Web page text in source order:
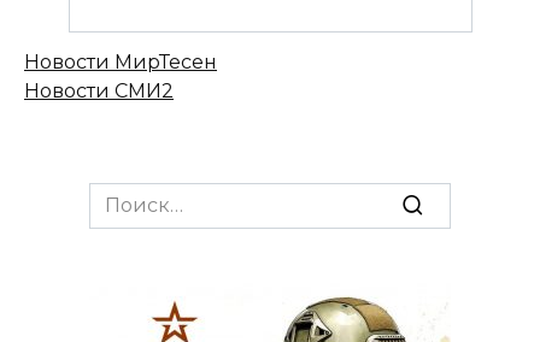
Новости МирТесен
Новости СМИ2
Search
for: